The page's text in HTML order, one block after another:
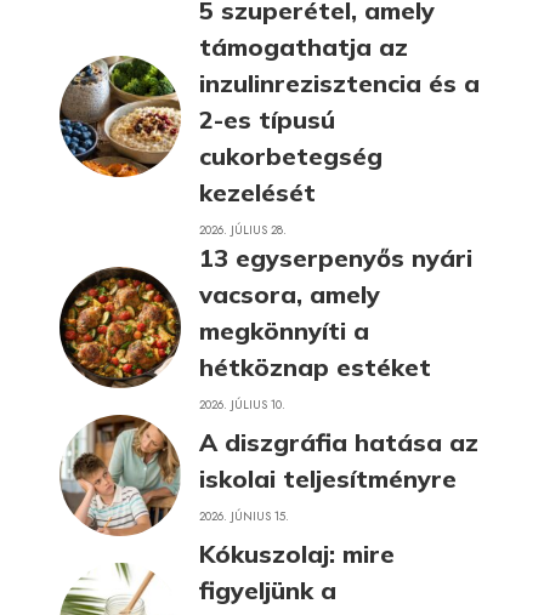
5 szuperétel, amely
támogathatja az
inzulinrezisztencia és a
2-es típusú
cukorbetegség
kezelését
2026. JÚLIUS 28.
13 egyserpenyős nyári
vacsora, amely
megkönnyíti a
hétköznap estéket
2026. JÚLIUS 10.
A diszgráfia hatása az
iskolai teljesítményre
2026. JÚNIUS 15.
Kókuszolaj: mire
figyeljünk a